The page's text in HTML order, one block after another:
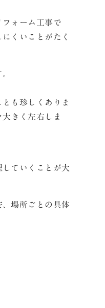
ォーム工事で
くいことがたく
も珍しくありま
きく左右しま
ていくことが大
場所ごとの具体